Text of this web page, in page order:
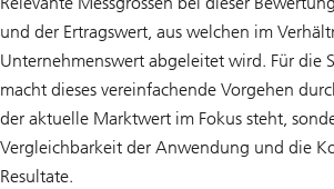
und der Ertragswert, aus welchen im
Unternehmenswert abgeleitet wird. Für die
macht dieses vereinfachende Vorgehen
der aktuelle Marktwert im Fokus steht,
Vergleichbarkeit der Anwendung und die
Resultate.